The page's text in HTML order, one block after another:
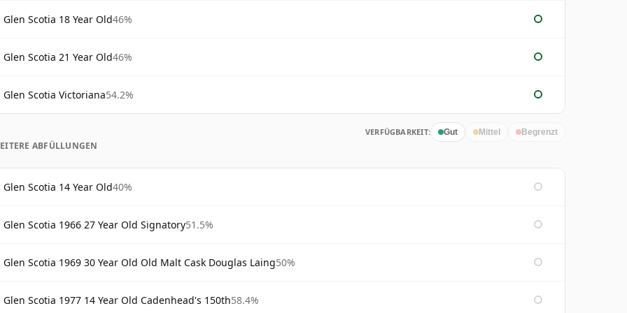
Glen Scotia 18 Year Old46%
Glen Scotia 21 Year Old46%
Glen Scotia Victoriana54.2%
VERFÜGBARKEIT: Gut Mittel Begrenzt
ABFÜLLUNGEN
Glen Scotia 14 Year Old40%
Glen Scotia 1966 27 Year Old Signatory51.5%
Glen Scotia 1969 30 Year Old Old Malt Cask Douglas Laing50%
Glen Scotia 1977 14 Year Old Cadenhead's 150th58.4%